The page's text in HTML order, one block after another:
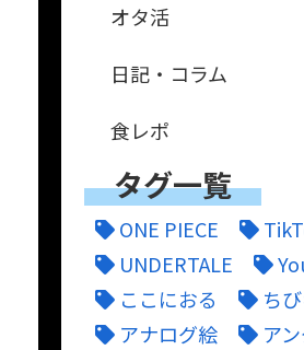
オタ活
日記・コラム
食レポ
タグ一覧
ONE PIECE
UNDERTALE
ここにおる
ち
アナログ絵
ア